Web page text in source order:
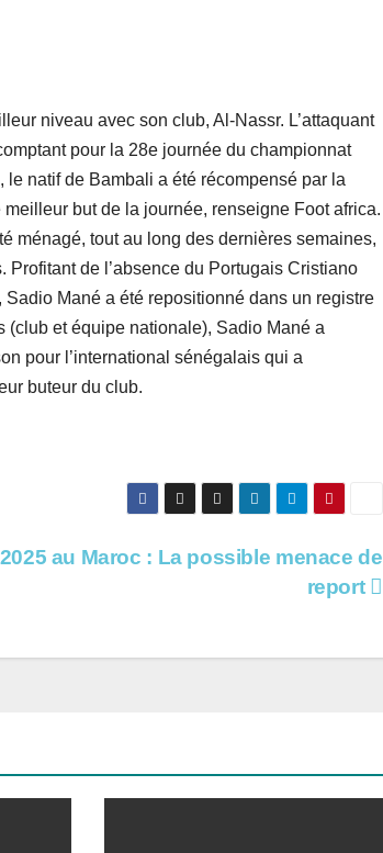
niveau avec son club, Al-Nassr. L’attaquant
pour la 28e journée du championnat
le natif de Bambali a été récompensé par la
but de la journée, renseigne Foot africa.
ménagé, tout au long des dernières semaines,
de l’absence du Portugais Cristiano
Mané a été repositionné dans un registre
(club et équipe nationale), Sadio Mané a
pour l’international sénégalais qui a
buteur du club.
au Maroc : La possible menace de
report